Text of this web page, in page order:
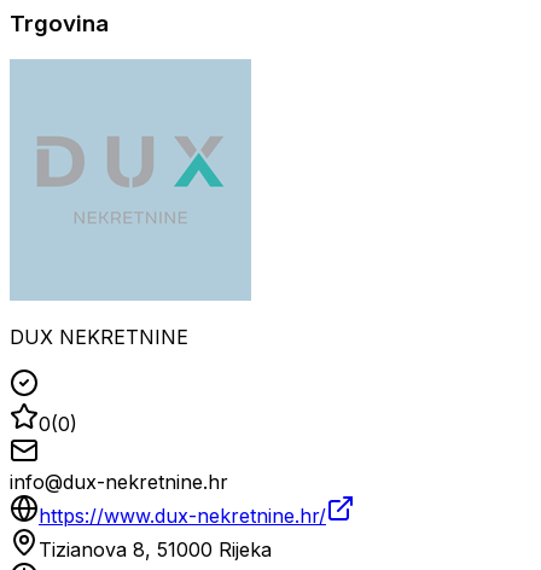
Trgovina
DUX NEKRETNINE
0(0)
info@dux-nekretnine.hr
https://www.dux-nekretnine.hr/
Tizianova 8, 51000 Rijeka